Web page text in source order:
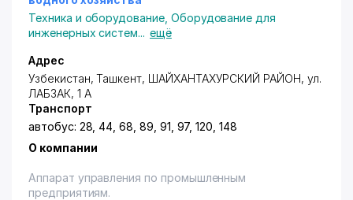
Техника и оборудование, Оборудование для
инженерных систем... ещё
Адрес
Узбекистан, Ташкент, ШАЙХАНТАХУРСКИЙ РАЙОН, ул.
ЛАБЗАК, 1 А
Транспорт
автобус: 28, 44, 68, 89, 91, 97, 120, 148
О компании
Аппарат управления по промышленным
предприятиям.